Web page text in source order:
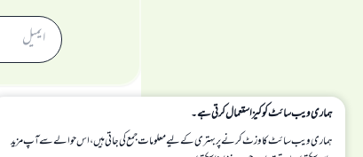
ہماری ویب سائٹ کوکیز استعمال کرتی ہے۔
ہماری ویب سائٹ کا وزٹ کرنے پر بہتری کے لیے معلومات جمع کی جاتی ہیں، اس حوالے سے آپ مزید